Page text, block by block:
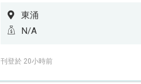
東涌
N/A
刊登於 20小時前